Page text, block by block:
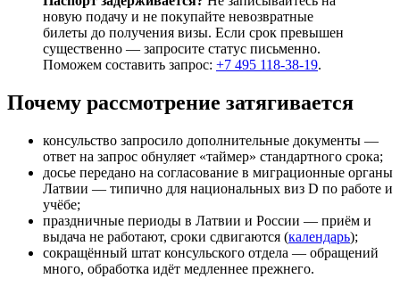
новую подачу и не покупайте невозвратные
билеты до получения визы. Если срок превышен
существенно — запросите статус письменно.
Поможем составить запрос: +7 495 118-38-19.
Почему рассмотрение затягивается
консульство запросило дополнительные документы —
ответ на запрос обнуляет «таймер» стандартного срока;
досье передано на согласование в миграционные органы
Латвии — типично для национальных виз D по работе и
учёбе;
праздничные периоды в Латвии и России — приём и
выдача не работают, сроки сдвигаются (календарь);
сокращённый штат консульского отдела — обращений
много, обработка идёт медленнее прежнего.